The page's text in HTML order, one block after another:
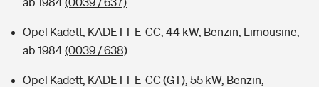
Opel Kadett, KADETT-E-CC, 44 kW, Benzin, Limousine,
ab 1984(0039 / 638)
Opel Kadett, KADETT-E-CC (GT), 55 kW, Benzin,